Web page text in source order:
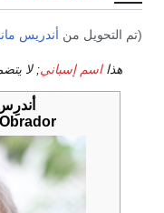
(تم التحويل من أندريس
هذااسم إسباني; لا